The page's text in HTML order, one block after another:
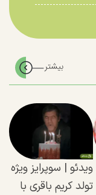
ویدئو | سوپرایز ویژه
تولد کریم باقری با